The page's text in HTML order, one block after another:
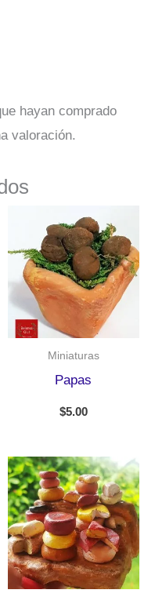
hayan comprado
valoración.
Miniaturas
Papas
$5.00